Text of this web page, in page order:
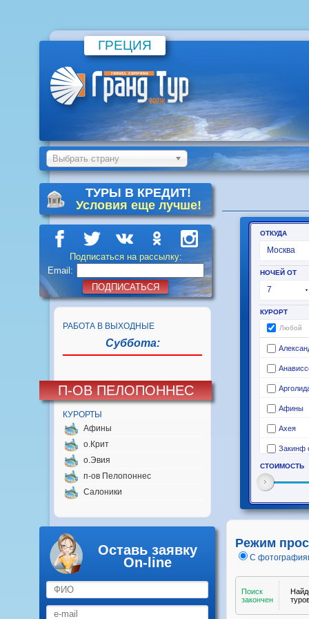
ГРЕЦИЯ
Выбрать страну
ТУРЫ В КРЕДИТ!
Условия еще лучше!
Подписаться на рассылку:
Email:
ПОДПИСАТЬСЯ
РАБОТА В ВЫХОДНЫЕ
Суббота:
П-ОВ ПЕЛОПОННЕС
КУРОРТЫ
Афины
о.Крит
о.Эвия
п-ов Пелопоннес
Салоники
Оставь заявку
On-line
Режим
С